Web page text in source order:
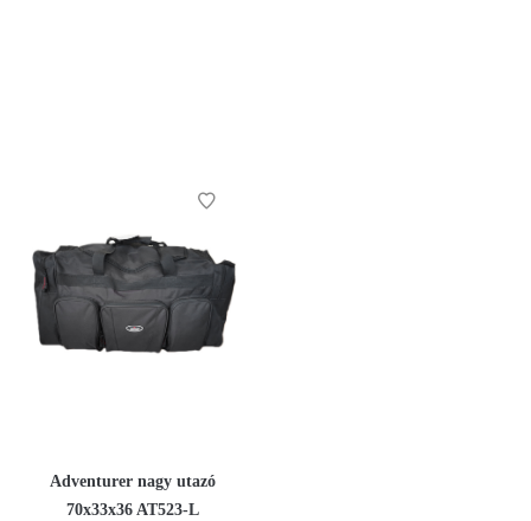
Adventurer nagy utazó
70x33x36 AT523-L